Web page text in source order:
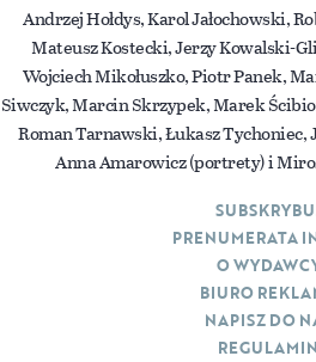
Andrzej Hołdys, Karol Jałochowski,
Mateusz Kostecki, Jerzy Kowalski-
Wojciech Mikołuszko, Piotr Panek,
Siwczyk, Marcin Skrzypek, Marek
Roman Tarnawski, Łukasz
Anna Amarowicz (portrety) i
PRENUMERATA
O
BIURO
NAPISZ DO
REGULAMIN